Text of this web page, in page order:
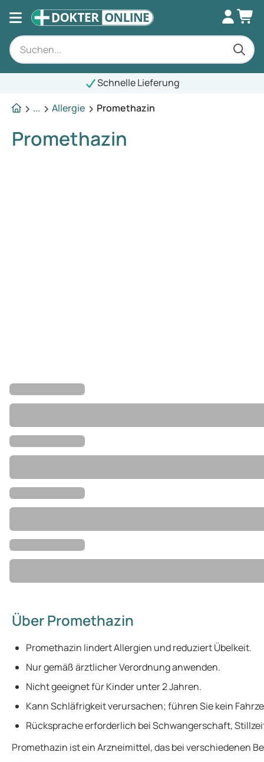
Schnelle Lieferung
...
Allergie Promethazin
Promethazin
Über Promethazin
Promethazin lindert Allergien und reduziert Übelkeit.
Nur gemäß ärztlicher Verordnung anwenden.
Nicht geeignet für Kinder unter 2 Jahren.
Kann Schläfrigkeit verursachen; führen Sie kein
Rücksprache erforderlich bei Schwangerschaft,
Promethazin ist ein Arzneimittel, das bei verschiedenen